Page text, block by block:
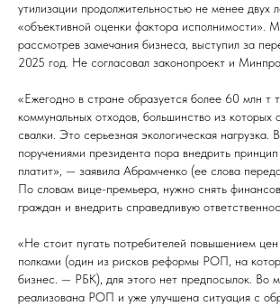
утилизации продолжительностью не менее двух
«объективной оценки фактора исполнимости».
рассмотрев замечания бизнеса, выступил за
2025 год. Не согласовал законопроект и
«Ежегодно в стране образуется более 60 млн т
коммунальных отходов, большинство из которых
свалки. Это серьезная экологическая нагрузка.
поручениями президента пора внедрить принцип
платит», — заявила Абрамченко (ее слова
По словам вице-премьера, нужно снять
граждан и внедрить справедливую
«Не стоит пугать потребителей повышением
полками (один из рисков реформы РОП, на
бизнес. — РБК), для этого нет предпосылок. Во
реализована РОП и уже улучшена ситуация с